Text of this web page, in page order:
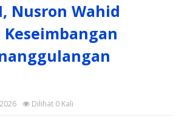
Nusron Wahid
Dilihat 0 Kali